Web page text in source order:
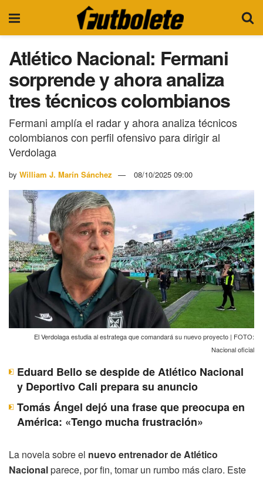
Atlético Nacional: Fermani
sorprende y ahora analiza
tres técnicos colombianos
Fermani amplía el radar y ahora analiza técnicos
colombianos con perfil ofensivo para dirigir al
Verdolaga
by William J. Marín Sánchez 08/10/2025 09:00
El Verdolaga estudia al estratega que comandará su nuevo proyecto | FOTO:
Nacional oficial
Eduard Bello se despide de Atlético Nacional
y Deportivo Cali prepara su anuncio
Tomás Ángel dejó una frase que preocupa en
América: «Tengo mucha frustración»
La novela sobre el nuevo entrenador de Atlético
Nacionalparece, por fin, tomar un rumbo más claro. Este